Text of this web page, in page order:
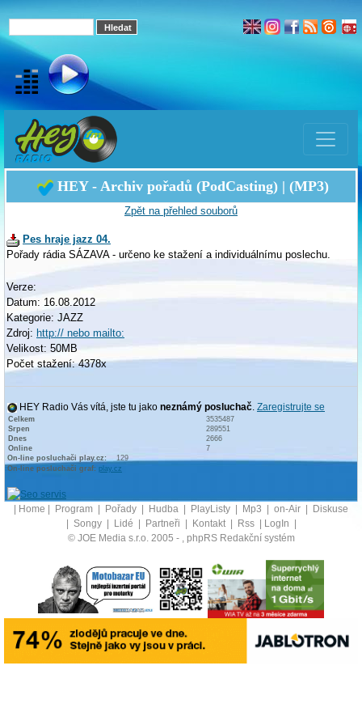
HEY - Archiv pořadů (PodCasting) | (MP3)
Zpět na přehled souborů
Pes hraje jazz 04.
Pořady rádia SÁZAVA - určeno ke stažení a individuálnímu poslechu.
Verze:
Datum: 16.08.2012
Kategorie: JAZZ
Zdroj: http:// nebo mailto:
Velikost: 50MB
Počet stažení: 4378x
HEY Radio Vás vítá, jste tu jako neznámý posluchač. Zaregistrujte se
Celkem
3535487
Srpen
289551
Dnes
2666
Online
7
On-line posluchači play.cz:
129
On-line posluchači graf: play.cz
Home Program Pořady Hudba PlayListy Mp3 on-Air
Diskuse
Songy Lidé Partneři Kontakt Rss LogIn
© JOE Media s.r.o. 2005 - , phpRS Redakční systém